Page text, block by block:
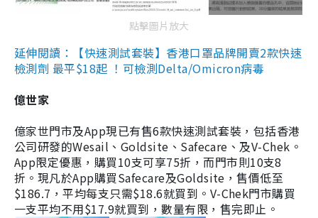
點擊圖片放大
延伸閱讀：【快速測試套裝】香港口罩品牌開賣2款快速
檢測劑 最平$18起 ！可檢測Delta/Omicron病毒
億世家
億家世門市及App現已有售6款快速測試套裝，包括香港
公司研發的Wesail、Goldsite、Safecare、及V-Chek。
App限定優惠，購買10支可享75折，而門市則10支8
折。現凡於App購買Safecare及Goldsite，售價低至
$186.7，平均每支只需$18.6就買到。V-Chek門市購買
一支平均不用$17.9就買到，數量有限，售完即止。